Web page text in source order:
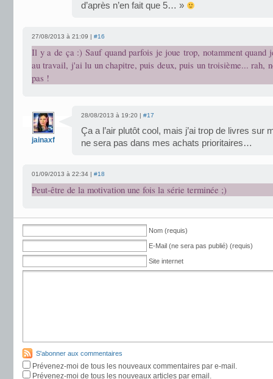
d’après n’en fait que 5… »
27/08/2013 à 21:09 | #16
Il y a de ça :) Sauf quand parfois je joue trop, notamment quand
au travail, j'ai lu un chapitre, puis deux, puis un troisième... rah,
pas !
jainaxf
28/08/2013 à 19:20 | #17
Ça a l’air plutôt cool, mais j’ai trop de livres sur
ne sera pas dans mes achats prioritaires…
01/09/2013 à 22:34 | #18
Peut-être de la motivation une fois la série terminée ;)
Nom (requis)
E-Mail (ne sera pas publié) (requis)
Site internet
S'abonner aux commentaires
Prévenez-moi de tous les nouveaux commentaires par e-mail.
Prévenez-moi de tous les nouveaux articles par email.